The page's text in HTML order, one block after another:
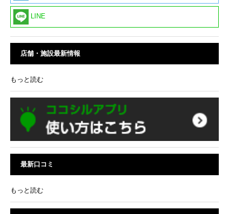
LINE
店舗・施設最新情報
もっと読む
最新口コミ
もっと読む